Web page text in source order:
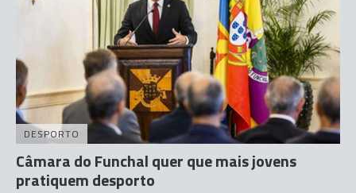
DESPORTO
Câmara do Funchal quer que mais jovens
pratiquem desporto